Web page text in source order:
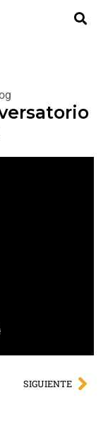
SIGUIENTE